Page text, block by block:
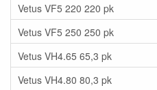
Vetus VF5 220 220 pk
Vetus VF5 250 250 pk
Vetus VH4.65 65,3 pk
Vetus VH4.80 80,3 pk